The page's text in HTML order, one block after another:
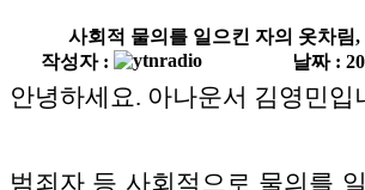
사회적 물의를 일으킨 자의 옷차림
작성자 :
날짜 :
안녕하세요. 아나운서 김영민입
범죄자 등 사회적으로 물의를